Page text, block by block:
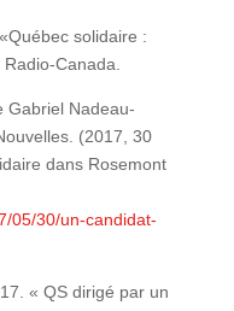
solidaire :
Canada.
Gabriel Nadeau-
(2017, 30
dans Rosemont
05/30/un-candidat-
« QS dirigé par un